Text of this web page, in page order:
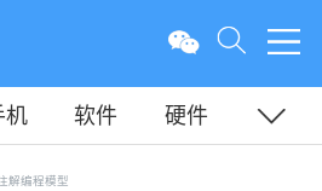
机 软件
硬件
器
解编程模型